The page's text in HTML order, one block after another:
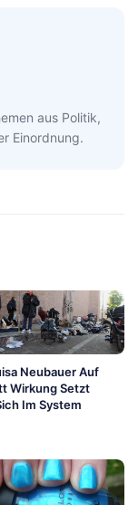
aus Politik,
Einordnung.
Neubauer Auf
Wirkung Setzt
Im System